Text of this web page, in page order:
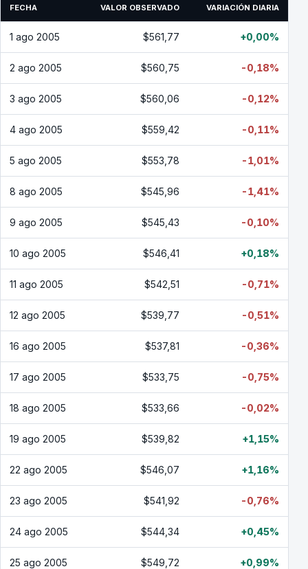
FECHA VALOR OBSERVADO VARIACIÓN DIARIA
1 ago 2005 $561,77 +0,00%
2 ago 2005 $560,75 -0,18%
3 ago 2005 $560,06 -0,12%
4 ago 2005 $559,42 -0,11%
5 ago 2005 $553,78 -1,01%
8 ago 2005 $545,96 -1,41%
9 ago 2005 $545,43 -0,10%
10 ago 2005 $546,41 +0,18%
11 ago 2005 $542,51 -0,71%
12 ago 2005 $539,77 -0,51%
16 ago 2005 $537,81 -0,36%
17 ago 2005 $533,75 -0,75%
18 ago 2005 $533,66 -0,02%
19 ago 2005 $539,82 +1,15%
22 ago 2005 $546,07 +1,16%
23 ago 2005 $541,92 -0,76%
24 ago 2005 $544,34 +0,45%
25 ago 2005 $549,72 +0,99%